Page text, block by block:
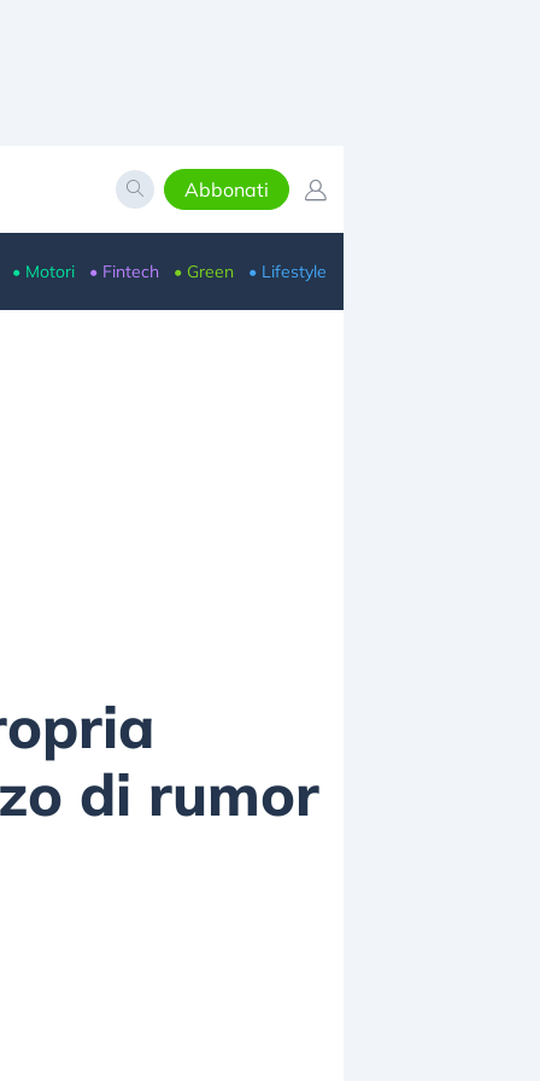
Abbonati
• Motori • Fintech • Green • Lifestyle
di rumor